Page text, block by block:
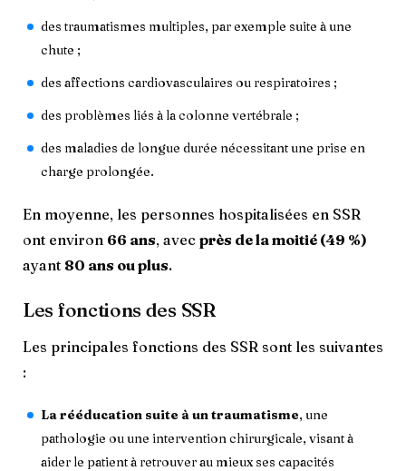
des traumatismes multiples, par exemple suite à une
chute ;
des affections cardiovasculaires ou respiratoires ;
des problèmes liés à la colonne vertébrale ;
des maladies de longue durée nécessitant une prise en
charge prolongée.
En moyenne, les personnes hospitalisées en SSR
ont environ 66 ans, avec près de la moitié (49 %)
ayant 80 ans ou plus.
Les fonctions des SSR
Les principales fonctions des SSR sont les suivantes
:
La rééducation suite à un traumatisme, une
pathologie ou une intervention chirurgicale, visant à
aider le patient à retrouver au mieux ses capacités